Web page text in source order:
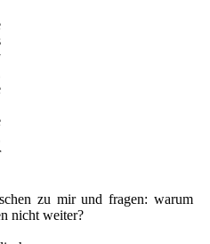
zu mir und fragen: warum
nicht weiter?